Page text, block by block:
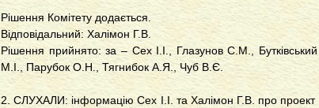
Рішення Комітету додається.
Відповідальний: Халімон Г.В.
Рішення прийнято: за – Сех І.І., Глазунов С.М.,
М.І., Парубок О.Н., Тягнибок А.Я., Чуб В.Є.
2. СЛУХАЛИ: інформацію Сех І.І. та Халімон Г.В. про проект